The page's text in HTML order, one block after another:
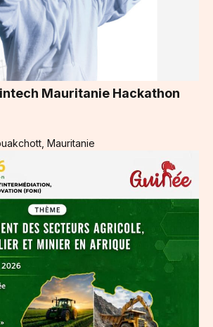
Mauritanie Hackathon
Mauritanie